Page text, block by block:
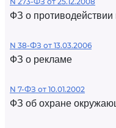
ФЗ о противодействии
N 38-ФЗ от 13.03.2006
ФЗ о рекламе
N 7-ФЗ от 10.01.2002
ФЗ об охране